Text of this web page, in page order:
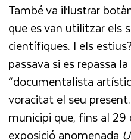
També va il·lustrar
que es van utilitzar els
científiques. I els
passava si es repassa
“documentalista
voracitat el seu
municipi que, fins al 29
exposició anomenada